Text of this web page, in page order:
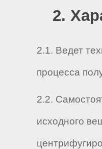
2.
2.1. Ведет
процесса
2.2.
исходного